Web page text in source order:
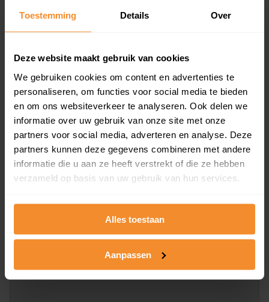
Toestemming Details Over
Deze website maakt gebruik van cookies
We gebruiken cookies om content en advertenties te
personaliseren, om functies voor social media te bieden
en om ons websiteverkeer te analyseren. Ook delen we
informatie over uw gebruik van onze site met onze
partners voor social media, adverteren en analyse. Deze
partners kunnen deze gegevens combineren met andere
informatie die u aan ze heeft verstrekt of die ze hebben
verzameld op basis van uw gebruik van hun services.
Alles toestaan
Aanpassen
Een overzicht van alle verkochte woningen (koopsom
en koopdatum) binnen een postcodegebied. Dit
Bekijk product
Direct leverbaar
Een uitgebreid overzicht van het perceel en
dit inclusief de luchtfoto!